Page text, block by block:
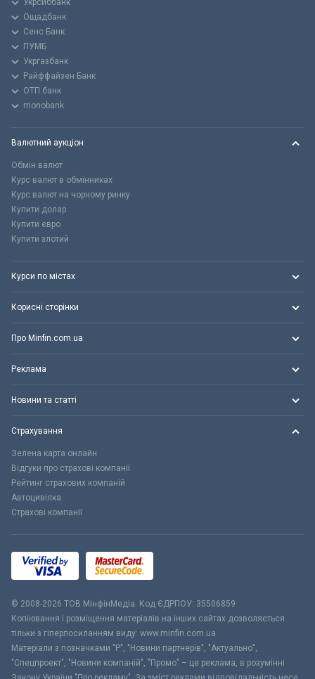
Укрсиббанк
Ощадбанк
Сенс Банк
ПУМБ
Укргазбанк
Райффайзен Банк
ОТП банк
monobank
Валютний аукціон
Обмін валют
Курс валют в обмінниках
Курс валют на чорному ринку
Купити долар
Купити євро
Купити злотий
Курси по містах
Корисні сторінки
Про Minfin.com.ua
Реклама
Новини та статті
Страхування
Зелена карта онлайн
Відгуки про страхові компанії
Рейтинг страхових компаній
Автоцивілка
Страхові компанії
© 2008-2026 ТОВ МiнфiнМедiа. Код ЄДРПОУ: 35506859
Копіювання і розміщення матеріалів на інших сайтах дозволяється
тільки з гіперпосиланням виду: www.minfin.com.ua
Матеріали з позначками "Р", "Новини партнерів", "Актуально",
"Спецпроект", "Новини компаній", "Промо" – це реклама, в розумінні